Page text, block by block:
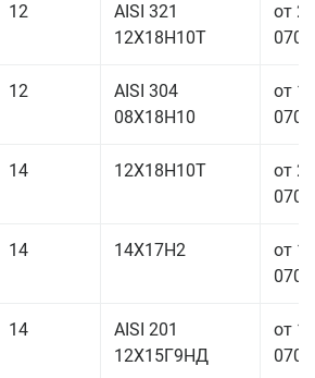
12
AISI 321
12Х18Н10Т
от
12
AISI 304
08Х18Н10
от
14 12Х18Н10Т
от
14 14Х17Н2
от
14
AISI 201
12Х15Г9НД
от